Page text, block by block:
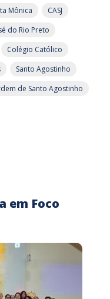
Mônica
CASJ
do Rio Preto
Colégio Católico
Santo Agostinho
de Santo Agostinho
em Foco